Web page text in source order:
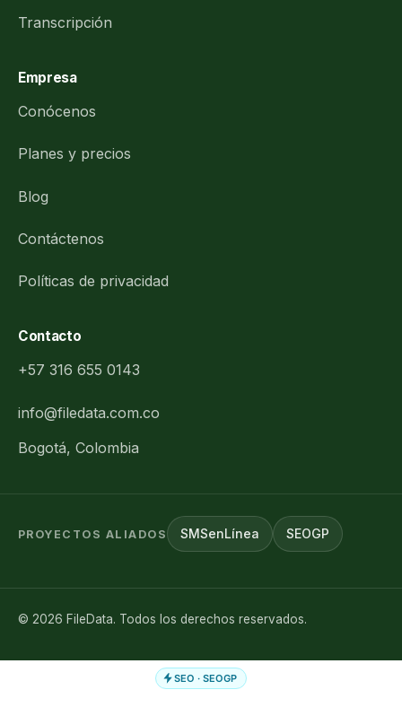
Transcripción
Empresa
Conócenos
Planes y precios
Blog
Contáctenos
Políticas de privacidad
Contacto
+57 316 655 0143
info@filedata.com.co
Bogotá, Colombia
PROYECTOS ALIADOS SMSenLínea SEOGP
© 2026 FileData. Todos los derechos reservados.
SEO · SEOGP